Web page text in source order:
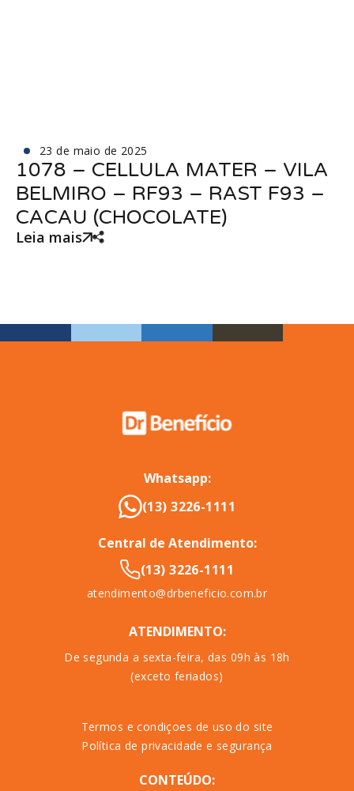
23 de maio de 2025
1078 – CELLULA MATER – VILA
BELMIRO – RF93 – RAST F93 –
CACAU (CHOCOLATE)
Leia mais
Whatsapp:
(13) 3226-1111
Central de Atendimento:
(13) 3226-1111
atendimento@drbeneficio.com.br
ATENDIMENTO:
De segunda a sexta-feira, das 09h às 18h
(exceto feriados)
Termos e condiçoes de uso do site
Política de privacidade e segurança
CONTEÚDO: